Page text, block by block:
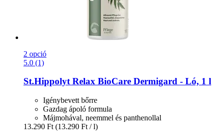
2 opció
5.0 (1)
St.HippolytRelax BioCare Dermigard -​ Ló, 1 l
Igénybevett bőrre
Gazdag ápoló formula
Májmohával, neemmel és panthenollal
13.290 Ft (13.290 Ft / l)